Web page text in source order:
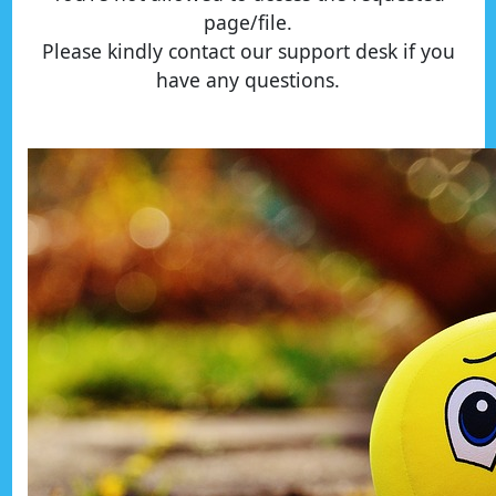
page/file.
Please kindly contact our support desk if you
have any questions.